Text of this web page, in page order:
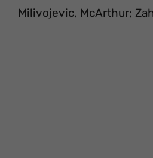
Milivojevic, McArthur;